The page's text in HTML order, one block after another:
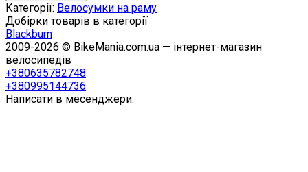
Категорії: Велосумки на раму
Добірки товарів в категорії
Blackburn
2009-2026 © BikeMania.com.ua — інтернет-магазин
велосипедів
+380635782748
+380995144736
Написати в месенджери: